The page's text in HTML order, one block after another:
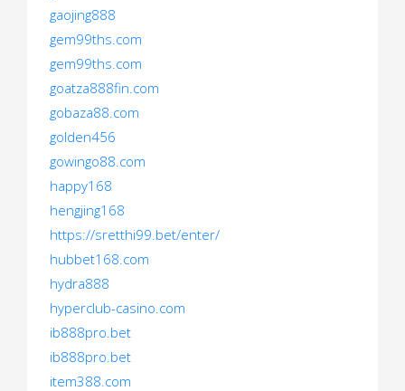
gaojing888
gem99ths.com
gem99ths.com
goatza888fin.com
gobaza88.com
golden456
gowingo88.com
happy168
hengjing168
https://sretthi99.bet/enter/
hubbet168.com
hydra888
hyperclub-casino.com
ib888pro.bet
ib888pro.bet
item388.com